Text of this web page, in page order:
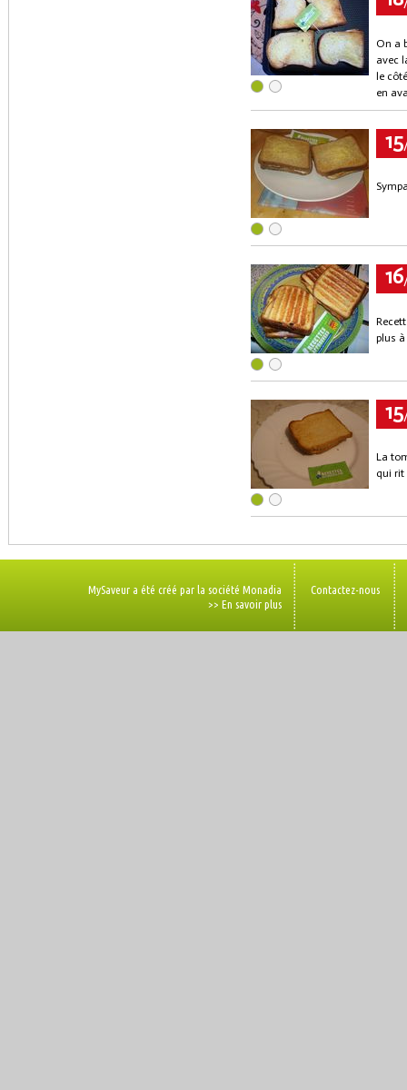
On a
avec
le
en
15
16
plus
15
La
qui rit
MySaveur a été créé par la société Monadia
>> En savoir plus
Contactez-nous